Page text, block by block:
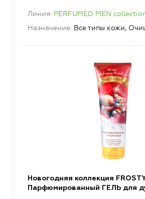
Линия PERFUMED MEN
Назначение Все типы кожи,
Новогодняя коллекция
Парфюмированный ГЕЛЬ для